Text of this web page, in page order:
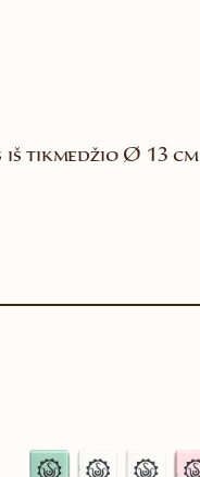
tikmedžio Ø 13 cm